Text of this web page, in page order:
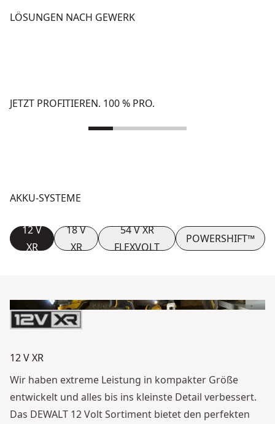
LÖSUNGEN NACH GEWERK
JETZT PROFITIEREN. 100 % PRO.
AKKU-SYSTEME
12 V
XR
18 V
XR
54 V XR
FLEXVOLT
POWERSHIFT™
12 V XR
Wir haben extreme Leistung in kompakter Größe
entwickelt und alles bis ins kleinste Detail verbessert.
Das DEWALT 12 Volt Sortiment bietet den perfekten